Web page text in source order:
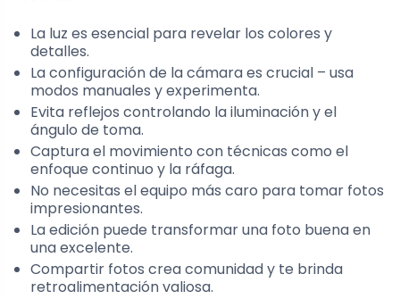
La luz es esencial para revelar los colores y
detalles.
La configuración de la cámara es crucial – usa
modos manuales y experimenta.
Evita reflejos controlando la iluminación y el
ángulo de toma.
Captura el movimiento con técnicas como el
enfoque continuo y la ráfaga.
No necesitas el equipo más caro para tomar fotos
impresionantes.
La edición puede transformar una foto buena en
una excelente.
Compartir fotos crea comunidad y te brinda
retroalimentación valiosa.